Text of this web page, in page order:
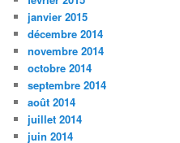
janvier 2015
décembre 2014
novembre 2014
octobre 2014
septembre 2014
août 2014
juillet 2014
juin 2014